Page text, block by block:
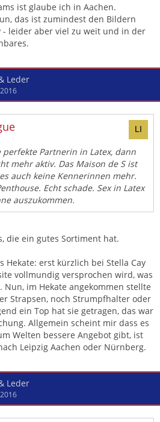
ist glaube ich in Aachen.
das ist zumindest den Bildern
leider aber viel zu weit und in der
Leder
Partnerin in Latex, dann
mehr aktiv. Das Maison de S ist
auch keine Kennerinnen mehr.
Echt schade. Sex in Latex
auszukommen.
die ein gutes Sortiment hat.
Hekate: erst kürzlich bei Stella Cay
vollmundig versprochen wird, was
im Hekate angekommen stellte
Strapsen, noch Strumpfhalter oder
ein Top hat sie getragen, das war
Allgemein scheint mir dass es
Welten bessere Angebot gibt, ist
Leipzig Aachen oder Nürnberg.
Leder